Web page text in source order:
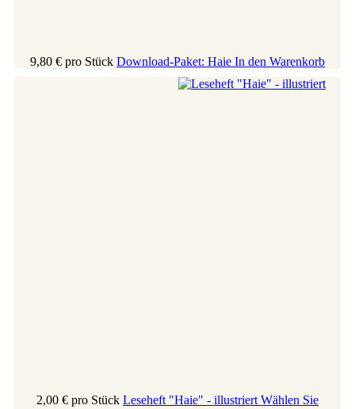
9,80 € pro Stück Download-Paket: Haie In den Warenkorb
2,00 € pro Stück Leseheft "Haie" - illustriert Wählen Sie